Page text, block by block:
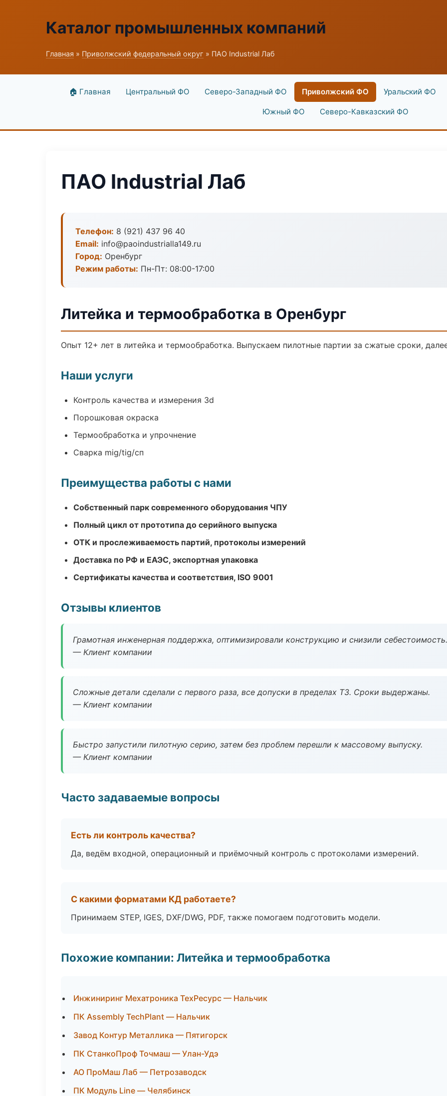
Каталог промышленных компаний
Главная » Приволжский федеральный округ » ПАО Industrial Лаб
🏠 Главная Центральный ФО Северо-Западный ФО Приволжский ФО Уральский ФО
Южный ФО Северо-Кавказский ФО
ПАО Industrial Лаб
Телефон: 8 (921) 437 96 40
Email: info@paoindustrialla149.ru
Город: Оренбург
Режим работы: Пн-Пт: 08:00-17:00
Литейка и термообработка в Оренбург
Опыт 12+ лет в литейка и термообработка. Выпускаем пилотные партии за сжатые сроки,
Наши услуги
Контроль качества и измерения 3d
Порошковая окраска
Термообработка и упрочнение
Сварка mig/tig/сп
Преимущества работы с нами
Собственный парк современного оборудования ЧПУ
Полный цикл от прототипа до серийного выпуска
ОТК и прослеживаемость партий, протоколы измерений
Доставка по РФ и ЕАЭС, экспортная упаковка
Сертификаты качества и соответствия, ISO 9001
Отзывы клиентов
Грамотная инженерная поддержка, оптимизировали конструкцию и снизили себестоимость.
— Клиент компании
Сложные детали сделали с первого раза, все допуски в пределах ТЗ. Сроки выдержаны.
— Клиент компании
Быстро запустили пилотную серию, затем без проблем перешли к массовому выпуску.
— Клиент компании
Часто задаваемые вопросы
Есть ли контроль качества?
Да, ведём входной, операционный и приёмочный контроль с протоколами измерений.
С какими форматами КД работаете?
Принимаем STEP, IGES, DXF/DWG, PDF, также помогаем подготовить модели.
Похожие компании: Литейка и термообработка
Инжиниринг Мехатроника ТехРесурс — Нальчик
ПК Assembly TechPlant — Нальчик
Завод Контур Металлика — Пятигорск
ПК СтанкоПроф Точмаш — Улан-Удэ
АО ПроМаш Лаб — Петрозаводск
ПК Модуль Line — Челябинск